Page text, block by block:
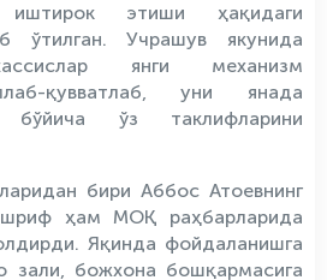
иштирок этиши ҳақидаги
ўтилган. Учрашув якунида
янги механизм
қувватлаб, уни янада
бўйича ўз таклифларини
бири Аббос Атоевнинг
ҳам МОҚ раҳбарларида
Яқинда фойдаланишга
зали, божхона бошқармасига